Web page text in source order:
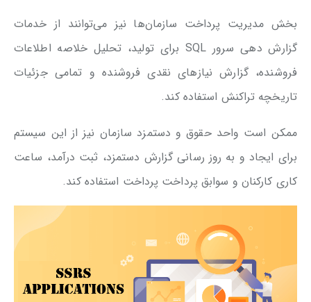
بخش مدیریت پرداخت سازمان‌ها نیز می‌توانند از خدمات
گزارش دهی سرور SQL برای تولید، تحلیل خلاصه اطلاعات
فروشنده، گزارش نیازهای نقدی فروشنده و تمامی جزئیات
تاریخچه تراکنش استفاده کند.
ممکن است واحد حقوق و دستمزد سازمان نیز از این سیستم
برای ایجاد و به روز رسانی گزارش دستمزد، ثبت درآمد، ساعت
کاری کارکنان و سوابق پرداخت پرداخت استفاده کند.